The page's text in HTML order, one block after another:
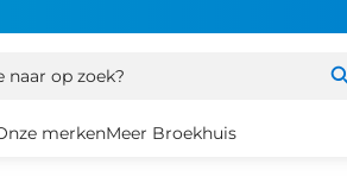
naar op zoek?
merkenMeer Broekhuis